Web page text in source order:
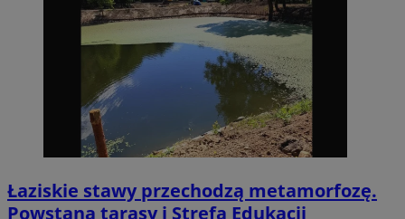
Łaziskie stawy przechodzą metamorfozę.
Powstaną tarasy i Strefa Edukacji